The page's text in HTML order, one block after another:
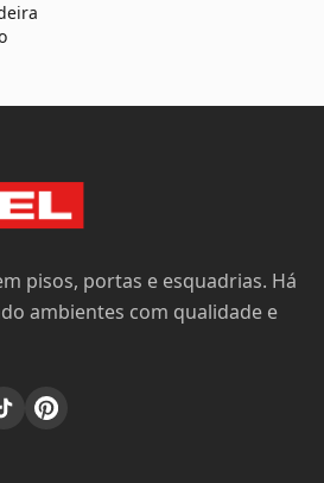
pisos, portas e esquadrias. Há
ambientes com qualidade e